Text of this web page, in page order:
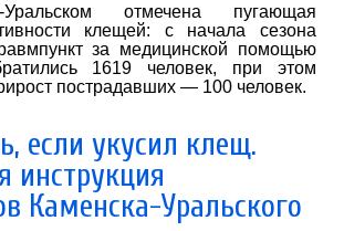
отмечена пугающая
клещей: с начала сезона
за медицинской помощью
1619 человек, при этом
пострадавших — 100 человек.
если укусил клещ.
инструкция
Каменска-Уральского